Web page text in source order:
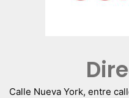
Calle Nueva York, entre